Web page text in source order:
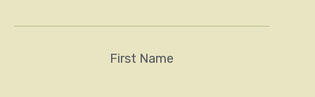
First Name